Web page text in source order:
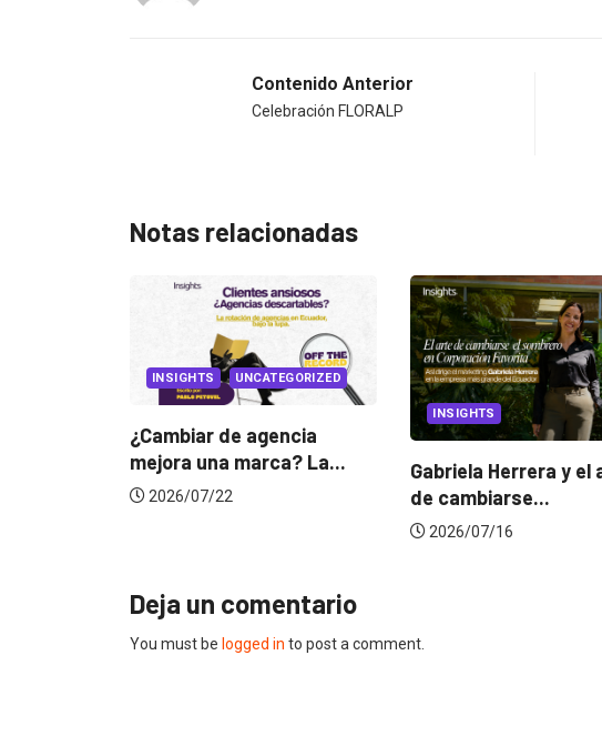
Contenido Anterior
Celebración FLORALP
Notas relacionadas
UNCATEGORIZED
¿Cambiar de agencia
mejora una marca? La...
2026/07/22
Gabriela Herrera y el arte
de cambiarse...
2026/07/16
Deja un comentario
You must be logged in to post a comment.